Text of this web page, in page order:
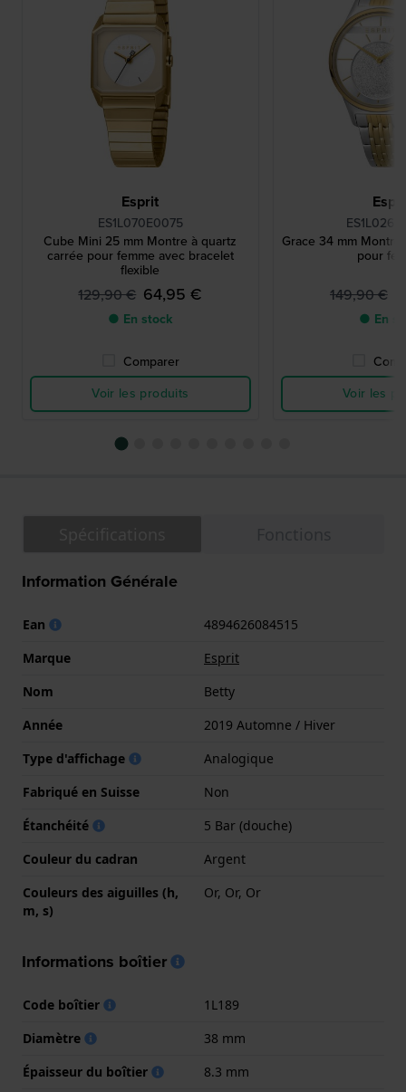
Esprit
ES1L070E0075
Cube Mini 25 mm Montre à quartz
carrée pour femme avec bracelet
flexible
129,90 € 64,95 €
● En stock
Comparer
Voir les produits
Grace 34 mm
pour
149,90 €
● En
Voir les
Information Générale
Ean
4894626084515
Marque
Esprit
Nom
Betty
Année
2019 Automne / Hiver
Type d'affichage
Analogique
Fabriqué en Suisse
Non
Étanchéité
5 Bar (douche)
Couleur du cadran
Argent
Couleurs des aiguilles (h,
m, s)
Or, Or, Or
Informations boîtier
Code boîtier
1L189
Diamètre
38 mm
Épaisseur du boîtier
8.3 mm